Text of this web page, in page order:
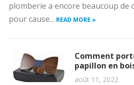
plomberie a encore beaucoup de
pour cause... READ MORE »
Comment
papillon en
août 11, 2022